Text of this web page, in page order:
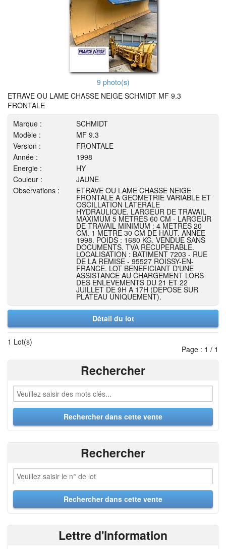
9 photo(s)
ETRAVE OU LAME CHASSE NEIGE SCHMIDT MF 9.3
FRONTALE
Marque :
SCHMIDT
Modèle :
MF 9.3
Version :
FRONTALE
Année :
1998
Energie :
HY
Couleur :
JAUNE
Observations :
ETRAVE OU LAME CHASSE NEIGE
FRONTALE A GEOMETRIE VARIABLE ET
OSCILLATION LATERALE
HYDRAULIQUE. LARGEUR DE TRAVAIL
MAXIMUM 5 METRES 60 CM - LARGEUR
DE TRAVAIL MINIMUM : 4 METRES 20
CM. 1 METRE 30 CM DE HAUT. ANNEE
1998. POIDS : 1680 KG. VENDUE SANS
DOCUMENTS. TVA RECUPERABLE.
LOCALISATION : BATIMENT 7203 - RUE
DE LA REMISE - 95527 ROISSY-EN-
FRANCE. LOT BENEFICIANT D'UNE
ASSISTANCE AU CHARGEMENT LORS
DES ENLEVEMENTS DU 21 ET 22
JUILLET DE 9H A 17H (DEPOSE SUR
PLATEAU UNIQUEMENT).
Détail du lot
1 Lot(s)
Page : 1 / 1
Rechercher
Rechercher
Lettre d'information